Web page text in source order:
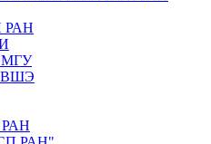
РАН
МГУ
ВШЭ
РАН